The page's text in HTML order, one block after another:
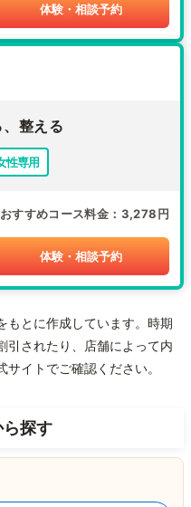
体験・相談予約
整える
性専用
おすすめコース料金 3,278円
体験・相談予約
もとに作成しています。時期
引されたり、店舗によって内
イトでご確認ください。
探す